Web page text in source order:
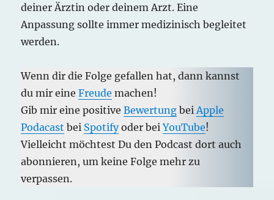
deiner Ärztin oder deinem Arzt. Eine
Anpassung sollte immer medizinisch begleitet
werden.
Wenn dir die Folge gefallen hat, dann kannst
du mir eineFreude machen!
Gib mir eine positiveBewertung bei Apple
Podacast bei Spotifyoder beiYouTube!
Vielleicht möchtest Du den Podcast dort auch
abonnieren, um keine Folge mehr zu
verpassen.